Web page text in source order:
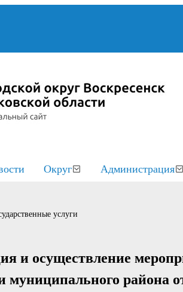
Округ Администрация
услуги
и осуществление
муниципального района